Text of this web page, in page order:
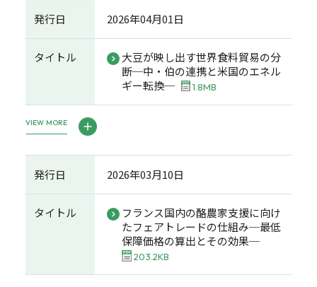
発行日 2026年04月01日
タイトル
大豆が映し出す世界食料貿易の分
断─中・伯の連携と米国のエネル
ギー転換─
1.8MB
VIEW MORE
発行日 2026年03月10日
タイトル
フランス国内の酪農家支援に向け
たフェアトレードの仕組み─最低
保障価格の算出とその効果─
203.2KB